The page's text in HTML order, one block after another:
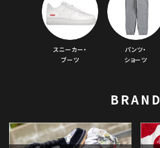
スニーカー・
ブーツ
パンツ・
ショーツ
BRAND